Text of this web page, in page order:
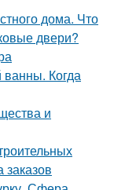
дома. Что
двери?
ванны. Когда
и